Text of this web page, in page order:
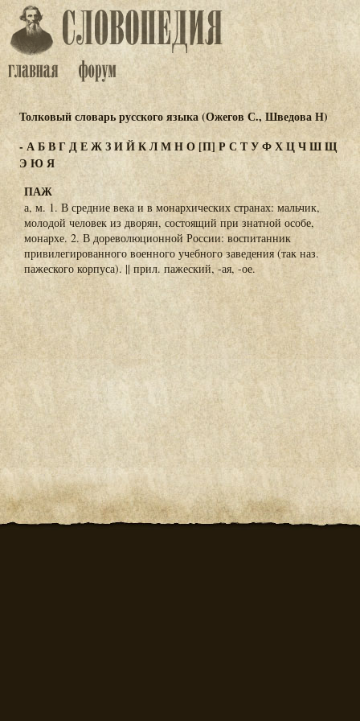
Толковый словарь русского языка (Ожегов С., Шведова Н)
-АБВГДЕЖЗИЙКЛМНО[П] Р С ТУФХЦЧШЩ
Э Ю Я
ПАЖ
а, м. 1. В средние века и в монархических странах: мальчик,
молодой человек из дворян, состоящий при знатной особе,
монархе. 2. В дореволюционной России: воспитанник
привилегированного военного учебного заведения (так наз.
пажеского корпуса). || прил. пажеский, -ая, -ое.